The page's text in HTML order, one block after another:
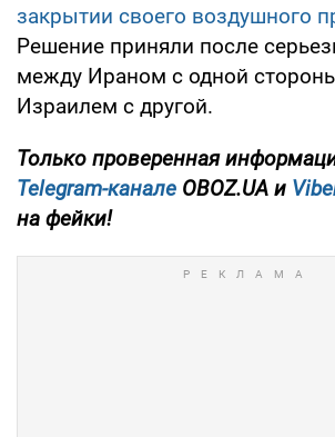
закрытии своего воздушного
Решение приняли после
между Ираном с одной
Израилем с другой.
Только проверенная
Telegram-канале OBOZ.UA и
на фейки!